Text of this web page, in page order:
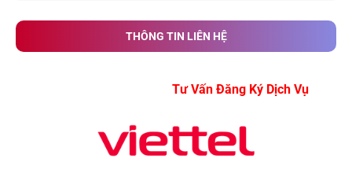
THÔNG TIN LIÊN HỆ
Tư Vấn Đăng Ký Dịch Vụ